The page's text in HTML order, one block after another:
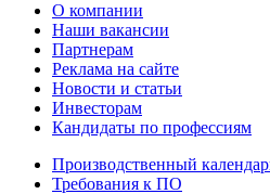
О компании
Наши вакансии
Партнерам
Реклама на сайте
Новости и статьи
Инвесторам
Кандидаты по профессиям
Производственный
Требования к ПО